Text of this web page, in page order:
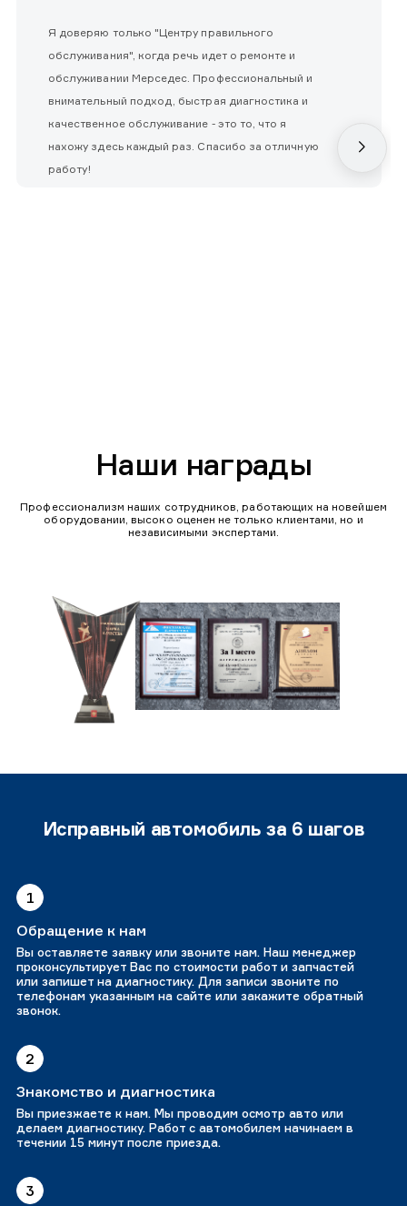
Я доверяю только "Центру правильного
обслуживания", когда речь идет о ремонте и
обслуживании Мерседес. Профессиональный и
внимательный подход, быстрая диагностика и
качественное обслуживание - это то, что я
нахожу здесь каждый раз. Спасибо за отличную
работу!
Наши награды
Профессионализм наших сотрудников, работающих на новейшем
оборудовании, высоко оценен не только клиентами, но и
независимыми экспертами.
Исправный автомобиль за 6 шагов
1
Обращение к нам
Вы оставляете заявку или звоните нам. Наш менеджер
проконсультирует Вас по стоимости работ и запчастей
или запишет на диагностику. Для записи звоните по
телефонам указанным на сайте или закажите обратный
звонок.
2
Знакомство и диагностика
Вы приезжаете к нам. Мы проводим осмотр авто или
делаем диагностику. Работ с автомобилем начинаем в
течении 15 минут после приезда.
3